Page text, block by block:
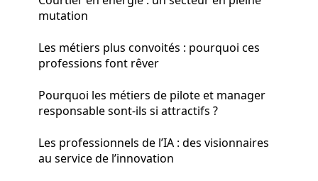
mutation
Les métiers plus convoités : pourquoi ces
professions font rêver
Pourquoi les métiers de pilote et manager
responsable sont-ils si attractifs ?
Les professionnels de l’IA : des visionnaires
au service de l’innovation